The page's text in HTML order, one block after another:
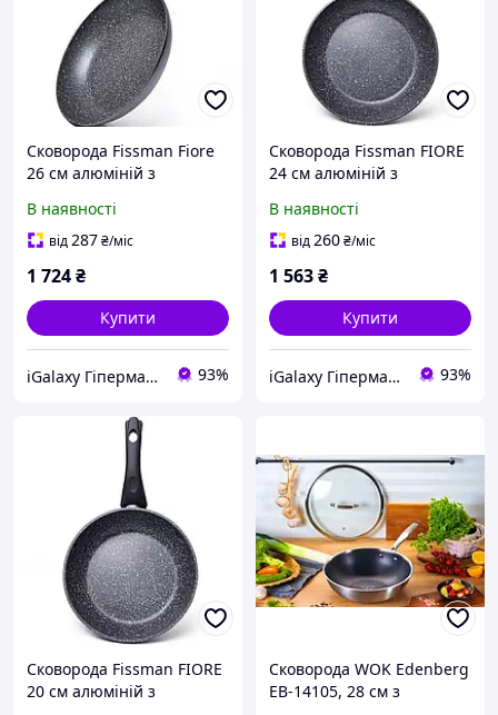
Сковорода Fissman Fiore
26 см алюміній з
4623.26
В наявності
від287₴/міс
1 724₴
Купити
iGalaxy Гіпермаркет подарунків 93%
Сковорода Fissman FIORE
24 см алюміній з
4622.24
В наявності
від260₴/міс
1 563₴
Купити
iGalaxy Гіпермаркет подарунків 93%
Сковорода Fissman FIORE
20 см алюміній з
Сковорода WOK Edenberg
EB-14105, 28 см з